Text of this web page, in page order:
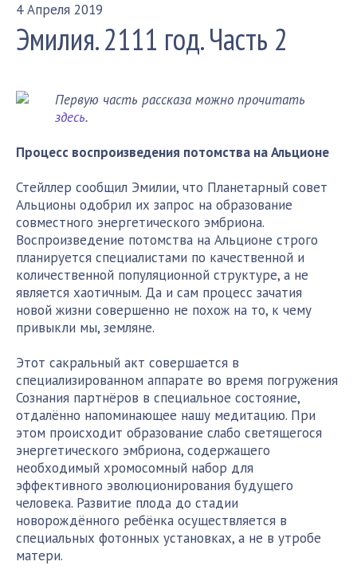
4 Апреля 2019
Эмилия. 2111 год. Часть 2
Первую часть рассказа можно прочитать
здесь.
Процесс воспроизведения потомства на Альционе
Стейллер сообщил Эмилии, что Планетарный совет
Альционы одобрил их запрос на образование
совместного энергетического эмбриона.
Воспроизведение потомства на Альционе строго
планируется специалистами по качественной и
количественной популяционной структуре, а не
является хаотичным. Да и сам процесс зачатия
новой жизни совершенно не похож на то, к чему
привыкли мы, земляне.
Этот сакральный акт совершается в
специализированном аппарате во время погружения
Сознания партнёров в специальное состояние,
отдалённо напоминающее нашу медитацию. При
этом происходит образование слабо светящегося
энергетического эмбриона, содержащего
необходимый хромосомный набор для
эффективного эволюционирования будущего
человека. Развитие плода до стадии
новорождённого ребёнка осуществляется в
специальных фотонных установках, а не в утробе
матери.